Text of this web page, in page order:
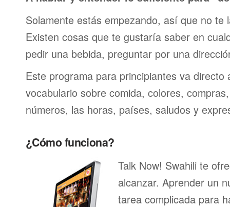
Solamente estás empezando, así que no te
Existen cosas que te gustaría saber en
pedir una bebida, preguntar por una
Este programa para principiantes va directo
vocabulario sobre comida, colores,
números, las horas, países, saludos y
¿Cómo funciona?
Talk Now! Swahili te
alcanzar. Aprender un
tarea complicada para